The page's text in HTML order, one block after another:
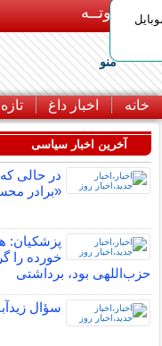
بـیتوتــه
منو
خانه اخبار داغ
آخرین اخبار سیاسی
در حالی
«برادر
پزشکیان:
خورده را
حزب‌اللهی بود، برداشتی
سؤال